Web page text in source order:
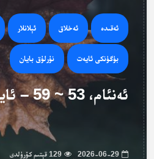
ئەقىدە ئەخلاق ئېلانلار
بۈگۈنكى ئايەت نۇرلۇق بايان
ئەنئام، 53 ~ 59 – ئايەتلەرنىڭ...
2026-06-29 129 قېتىم كۆرۈلدى